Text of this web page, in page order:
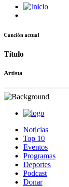
Canción actual
Título
Artista
Noticias
Top 10
Eventos
Programas
Deportes
Podcast
Donar